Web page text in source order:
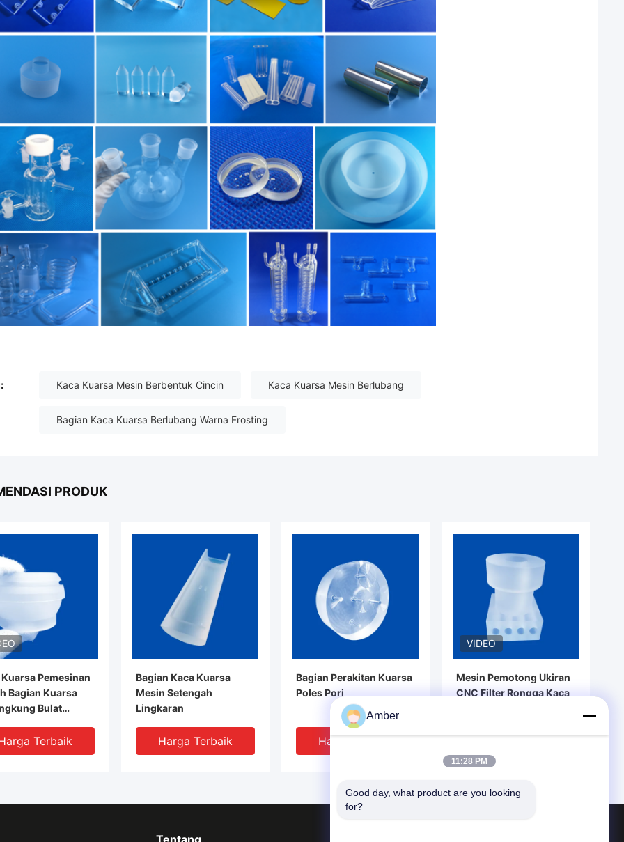
Kaca Kuarsa Mesin Berbentuk Cincin Kaca Kuarsa Mesin Berlubang
Bagian Kaca Kuarsa Berlubang Warna Frosting
PRODUK
Pemesinan
Bagian Kuarsa
Bulat
Terbaik
Bagian Kaca Kuarsa
Mesin Setengah
Lingkaran
Harga Terbaik
Bagian Perakitan Kuarsa
Poles Pori
Harga Terbaik
VIDEO
Mesin Pemotong Ukiran
CNC Filter Rongga Kaca
Tentang
Amber
11:28 PM
Good day, what product are you looking
for?